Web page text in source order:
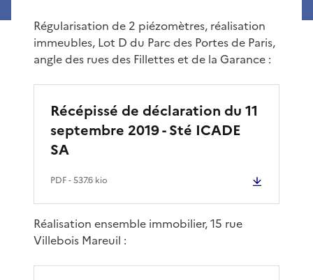
Régularisation de 2 piézomètres, réalisation
immeubles, Lot D du Parc des Portes de Paris,
angle des rues des Fillettes et de la Garance :
Récépissé de déclaration du 11
septembre 2019 - Sté ICADE
SA
PDF- 537.6 kio
Réalisation ensemble immobilier, 15 rue
Villebois Mareuil :